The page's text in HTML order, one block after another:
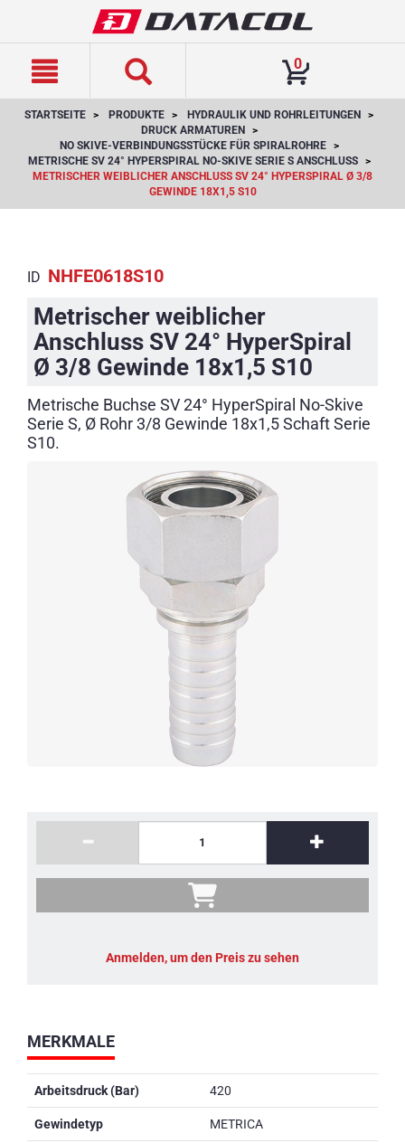
0
STARTSEITE PRODUKTE
HYDRAULIK UND ROHRLEITUNGEN
DRUCK ARMATUREN
NO SKIVE-VERBINDUNGSSTÜCKE FÜR SPIRALROHRE
METRISCHE SV 24° HYPERSPIRAL NO-SKIVE SERIE S ANSCHLUSS
METRISCHER WEIBLICHER ANSCHLUSS SV 24° HYPERSPIRAL Ø 3/8
GEWINDE 18X1,5 S10
ID NHFE0618S10
Metrischer weiblicher
Anschluss SV 24° HyperSpiral
Ø 3/8 Gewinde 18x1,5 S10
Metrische Buchse SV 24° HyperSpiral No-Skive
Serie S, Ø Rohr 3/8 Gewinde 18x1,5 Schaft Serie
S10.
MERKMALE
Arbeitsdruck (Bar) 420
Gewindetyp METRICA
Anmelden, um den Preis zu sehen